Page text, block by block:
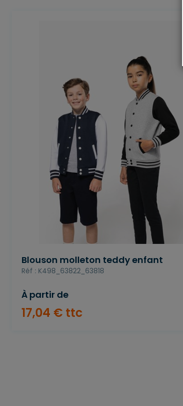
Blouson molleton teddy enfant
Réf : K498_63822_63818
À partir de
17,04 € ttc